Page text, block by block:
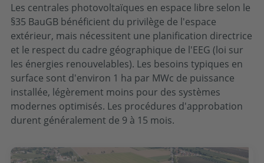
Les centrales photovoltaïques en espace libre selon le
§35 BauGB bénéficient du privilège de l'espace
extérieur, mais nécessitent une planification directrice
et le respect du cadre géographique de l'EEG (loi sur
les énergies renouvelables). Les besoins typiques en
surface sont d'environ 1 ha par MWc de puissance
installée, légèrement moins pour des systèmes
modernes optimisés. Les procédures d'approbation
durent généralement de 9 à 15 mois.